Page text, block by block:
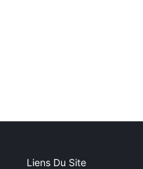
Liens Du Site